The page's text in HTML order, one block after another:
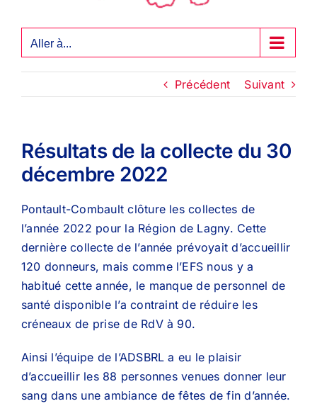
Aller à...
Précédent Suivant
Résultats de la collecte du 30
décembre 2022
Pontault-Combault clôture les collectes de
l’année 2022 pour la Région de Lagny. Cette
dernière collecte de l’année prévoyait d’accueillir
120 donneurs, mais comme l’EFS nous y a
habitué cette année, le manque de personnel de
santé disponible l’a contraint de réduire les
créneaux de prise de RdV à 90.
Ainsi l’équipe de l’ADSBRL a eu le plaisir
d’accueillir les 88 personnes venues donner leur
sang dans une ambiance de fêtes de fin d’année.